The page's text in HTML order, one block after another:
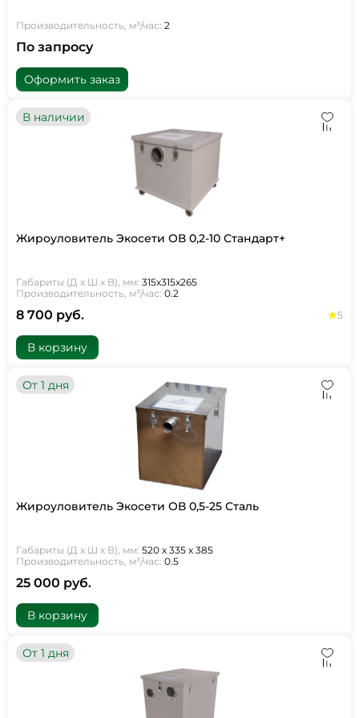
Производительность, м³/час: 2
По запросу
Оформить заказ
В наличии
Жироуловитель Экосети ОВ 0,2-10 Стандарт+
Габариты (Д х Ш х В), мм: 315х315х265
Производительность, м³/час: 0.2
8 700 руб. 5
В корзину
От 1 дня
Жироуловитель Экосети ОВ 0,5-25 Сталь
Габариты (Д х Ш х В), мм: 520 х 335 х 385
Производительность, м³/час: 0.5
25 000 руб.
В корзину
От 1 дня